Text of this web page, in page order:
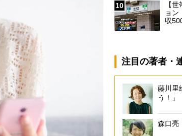
10
【
ョン
収
注目の著者・
藤川里
う！」
森口亮